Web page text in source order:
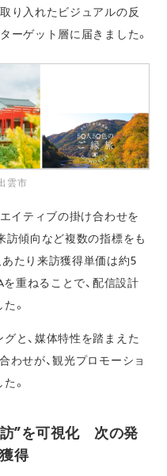
り入れたビジュアルの反
ーゲット層に届きました。
雲市
エイティブの掛け合わせを
訪傾向など複数の指標をも
たり来訪獲得単価は約5
重ねることで、配信設計
。
と、媒体特性を踏まえた
わせが、観光プロモーショ
。
”を可視化 次の発
得